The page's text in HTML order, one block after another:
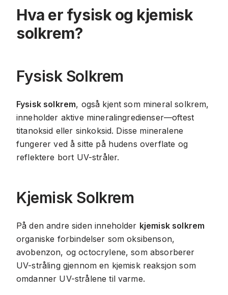
Hva er fysisk og kjemisk
solkrem?
Fysisk Solkrem
Fysisk solkrem, også kjent som mineral solkrem,
inneholder aktive mineralingredienser—oftest
titanoksid eller sinkoksid. Disse mineralene
fungerer ved å sitte på hudens overflate og
reflektere bort UV-stråler.
Kjemisk Solkrem
På den andre siden inneholder kjemisk solkrem
organiske forbindelser som oksibenson,
avobenzon, og octocrylene, som absorberer
UV-stråling gjennom en kjemisk reaksjon som
omdanner UV-strålene til varme.